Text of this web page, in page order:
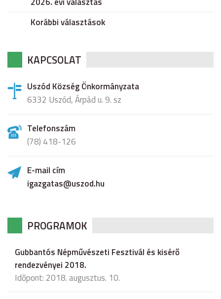
Korábbi választások
KAPCSOLAT
Uszód Község Önkormányzata
6332 Uszód, Árpád u. 9. sz
Telefonszám
(78) 418-126
E-mail cím
igazgatas@uszod.hu
PROGRAMOK
Gubbantós Népművészeti Fesztivál és kisérő
rendezvényei 2018.
Időpont: 2018. augusztus. 10.